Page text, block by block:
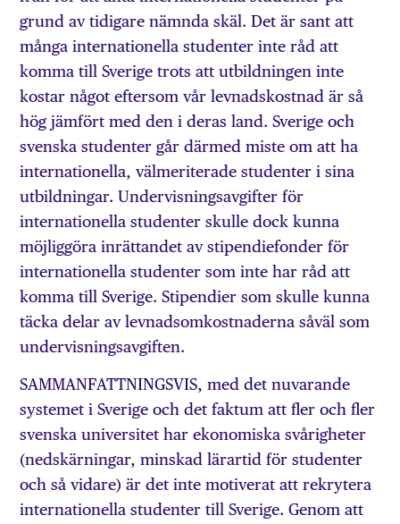
grund av tidigare nämnda skäl. Det är sant att
många internationella studenter inte råd att
komma till Sverige trots att utbildningen inte
kostar något eftersom vår levnadskostnad är så
hög jämfört med den i deras land. Sverige och
svenska studenter går därmed miste om att ha
internationella, välmeriterade studenter i sina
utbildningar. Undervisningsavgifter för
internationella studenter skulle dock kunna
möjliggöra inrättandet av stipendiefonder för
internationella studenter som inte har råd att
komma till Sverige. Stipendier som skulle kunna
täcka delar av levnadsomkostnaderna såväl som
undervisningsavgiften.
SAMMANFATTNINGSVIS, med det nuvarande
systemet i Sverige och det faktum att fler och fler
svenska universitet har ekonomiska svårigheter
(nedskärningar, minskad lärartid för studenter
och så vidare) är det inte motiverat att rekrytera
internationella studenter till Sverige. Genom att